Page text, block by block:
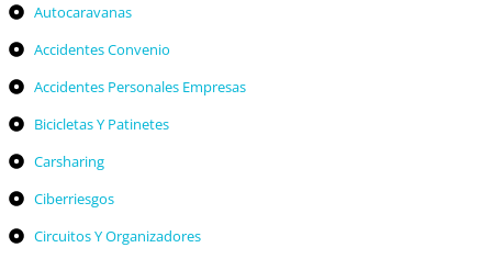
Autocaravanas
Accidentes Convenio
Accidentes Personales Empresas
Bicicletas Y Patinetes
Carsharing
Ciberriesgos
Circuitos Y Organizadores